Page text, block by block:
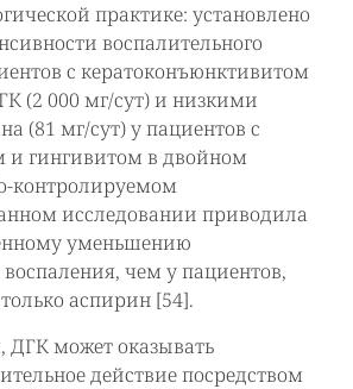
практике: установлено
воспалительного
с кератоконъюнктивитом
(2 000 мг/сут) и низкими
(81 мг/сут) у пациентов с
и гингивитом в двойном
контролируемом
исследовании приводила
уменьшению
чем у пациентов,
аспирин [54].
ДГК может оказывать
действие посредством